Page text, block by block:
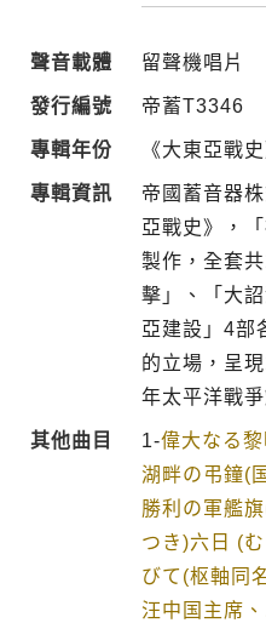
聲音載體 留聲機唱片
發行編號 帝蓄T3346
專輯年份 《大東亞戰
專輯資訊
帝國蓄音器
亞戰史》，
製作，全套
擊」、「大
亞建設」4部
的立場，呈
年太平洋戰
其他曲目 1-偉大なる
湖畔の弔鐘(
勝利の軍艦
つき)六日 (
びて(枢軸同
汪中国主席